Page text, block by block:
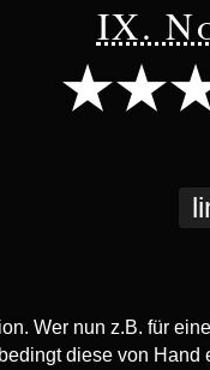
IX.
Wer nun z.B. für
diese von Hand